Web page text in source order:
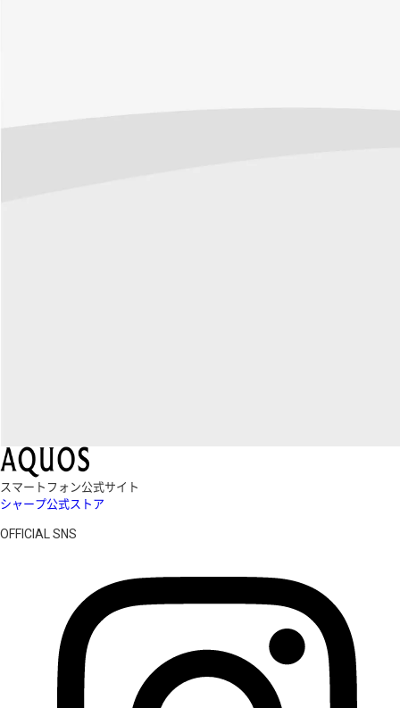
スマートフォン公式サイト
シャープ公式ストア
OFFICIAL SNS